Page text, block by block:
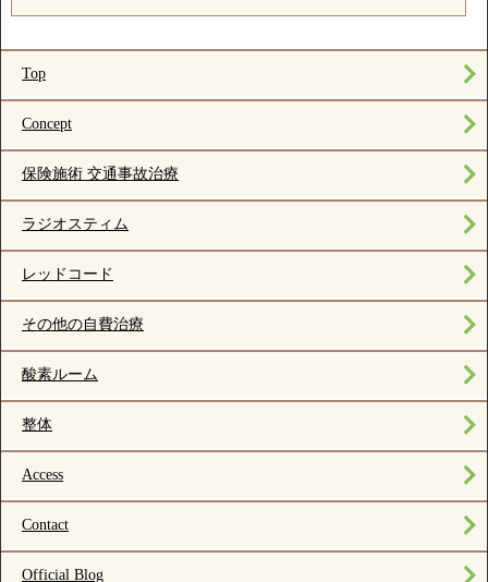
Top
Concept
保険施術 交通事故治療
ラジオスティム
レッドコード
その他の自費治療
酸素ルーム
整体
Access
Contact
Official Blog